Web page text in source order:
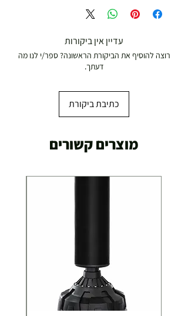
עד סכום 299 ש"ח :
עד 7 ימי עסקים
מוצרי כושר ( בלבד) ניתן לאסוף ממחסני החברה בת"א
עדיין אין ביקורות
רוצה להוסיף את הביקורת הראשונה? ספר/י לנו מה
דעתך.
כתיבת ביקורת
מוצרים קשורים